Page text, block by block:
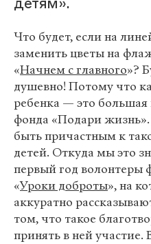
детям».
Что будет, если на
заменить цветы на
«Начнем с главного»?
душевно! Потому что
ребенка — это
фонда «Подари
быть причастным к
детей. Откуда мы это
первый год волонтеры
«Уроки доброты», на
аккуратно
том, что такое
принять в ней участие.